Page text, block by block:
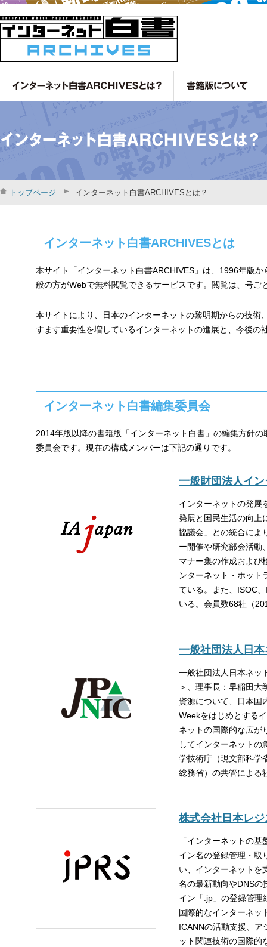
トップページ インターネット白書ARCHIVESとは？
インターネット白書ARCHIVESとは
本サイト「インターネット白書ARCHIVES」は、1996年版
般の方がWebで無料閲覧できるサービスです。閲覧は、号
本サイトにより、日本のインターネットの黎明期からの技
すます重要性を増しているインターネットの進展と、今後の
インターネット白書編集委員会
2014年版以降の書籍版「インターネット白書」の編集方針
委員会です。現在の構成メンバーは下記の通りです。
一般財団法人イ
インターネットの発展
発展と国民生活の向上
協議会」との統合によ
ー開催や研究部会活動
マナー集の作成および
ンターネット・ホット
ている。また、ISOC
いる。会員数68社（
一般社団法人日
一般社団法人日本ネッ
＞、理事長：早稲田大
資源について、日本国
Weekをはじめとする
ネットの国際的な広が
してインターネット
学技術庁（現文部科学
総務省）の共管による
株式会社日本レ
「インターネットの
イン名の登録管理・取
い、インターネットを
名の最新動向やDNSの
イン「.jp」の登録管理
国際的なインターネッ
ICANNの活動支援、ア
ット関連技術の国際的